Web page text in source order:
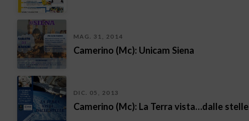
MAG. 31, 2014
Camerino (Mc): Unicam Siena
DIC. 05, 2013
Camerino (Mc): La Terra vista…dalle stelle